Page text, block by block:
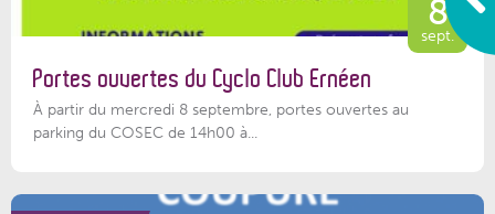
8
sept.
Portes ouvertes du Cyclo Club Ernéen
À partir du mercredi 8 septembre, portes ouvertes au
parking du COSEC de 14h00 à...